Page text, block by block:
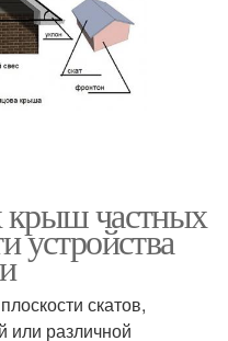
крыш частных
устройства
скатов,
или различной